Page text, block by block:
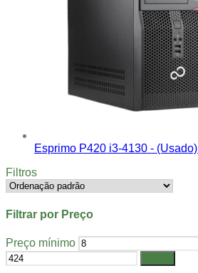
Esprimo P420 i3-4130 - (Usado)
Filtros
Filtrar por Preço
Preço mínimo